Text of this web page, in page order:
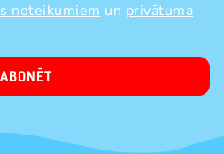
noteikumiem un privātuma
ABONĒT